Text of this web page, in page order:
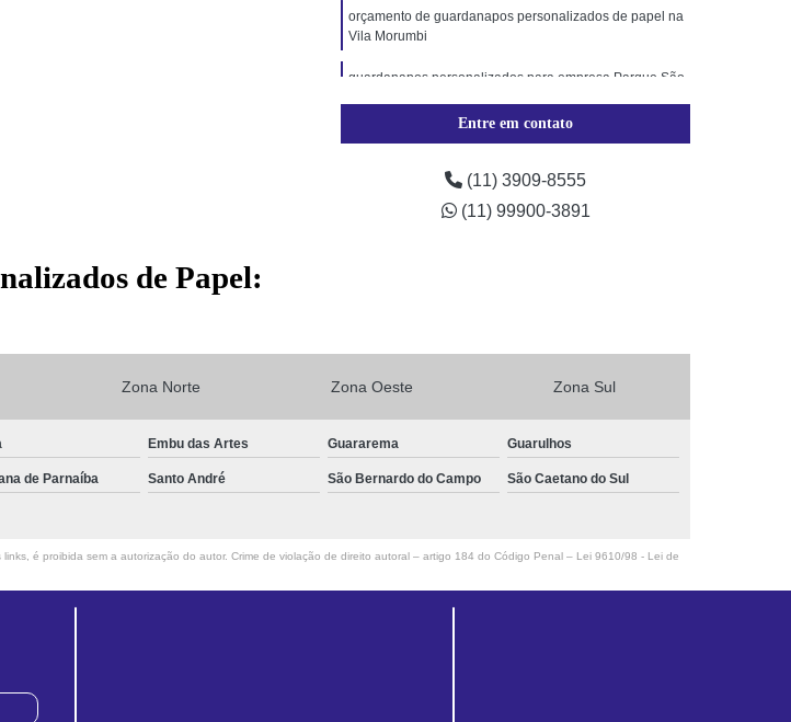
orçamento de guardanapos personalizados de papel na
Vila Morumbi
guardanapos personalizados para empresa Parque São
Entre em contato
(11) 3909-8555
(11) 99900-3891
de Papel:
Zona Norte Zona Oeste Zona Sul
Embu das Artes Guararema Guarulhos
de Parnaíba Santo André São Bernardo do Campo São Caetano do Sul
é proibida sem a autorização do autor. Crime de violação de direito autoral – artigo 184 do Código Penal – Lei 9610/98 - Lei de